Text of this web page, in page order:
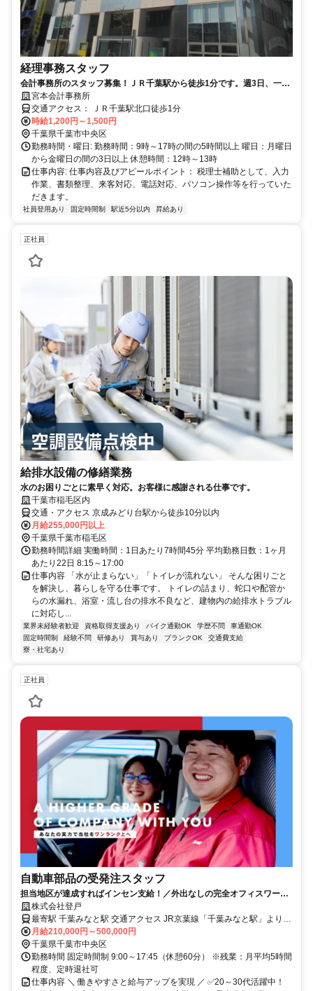
経理事務スタッフ
会計事務所のスタッフ募集！ＪＲ千葉駅から徒歩1分です。週3日、一日
5時間からは入れる方！
宮本会計事務所
交通アクセス： ＪＲ千葉駅北口徒歩1分
時給1,200円～1,500円
千葉県千葉市中央区
勤務時間・曜日: 勤務時間：9時～17時の間の5時間以上 曜日：月曜日
から金曜日の間の3日以上 休憩時間：12時～13時
仕事内容: 仕事内容及びアピールポイント： 税理士補助として、入力
作業、書類整理、来客対応、電話対応、パソコン操作等を行っていた
だきます。
社員登用あり 固定時間制 駅近5分以内 昇給あり
正社員
給排水設備の修繕業務
水のお困りごとに素早く対応。お客様に感謝される仕事です。
千葉市稲毛区内
交通・アクセス 京成みどり台駅から徒歩10分以内
月給255,000円以上
千葉県千葉市稲毛区
勤務時間詳細 実働時間：1日あたり7時間45分 平均勤務日数：1ヶ月
あたり22日 8:15～17:00
仕事内容 「水が止まらない」「トイレが流れない」 そんな困りごと
を解決し、暮らしを守る仕事です。 トイレの詰まり、蛇口や配管か
らの水漏れ、浴室・流し台の排水不良など、建物内の給排水トラブル
に対応し...
業界未経験者歓迎 資格取得支援あり バイク通勤OK 学歴不問
車通勤OK
固定時間制
経験不問 研修あり 賞与あり ブランクOK
交通費支給
寮・社宅あり
正社員
自動車部品の受発注スタッフ
担当地区が達成すればインセン支給！／外出なしの完全オフィスワーク
で物価手当や充実手当あり！／残業時間月平均5時間以下！
株式会社登戸
最寄駅 千葉みなと駅 交通アクセス JR京葉線「千葉みなと駅」より徒
歩約10分 ※【若葉営業所】でも同時募集中！ 住所：千葉県千葉市若
葉区小倉町1639-1 【若葉営業所】での勤務を希望される方も、 こち
らのページからそのままご応募いただけます。 面接時にご希望の勤
務地をお伝えください。
月給210,000円～500,000円
千葉県千葉市中央区
勤務時間 固定時間制 9:00～17:45（休憩60分） ※残業：月平均5時間
程度、定時退社可
仕事内容 ＼ 働きやすさと給与アップを実現 ／ ✅20～30代活躍中！